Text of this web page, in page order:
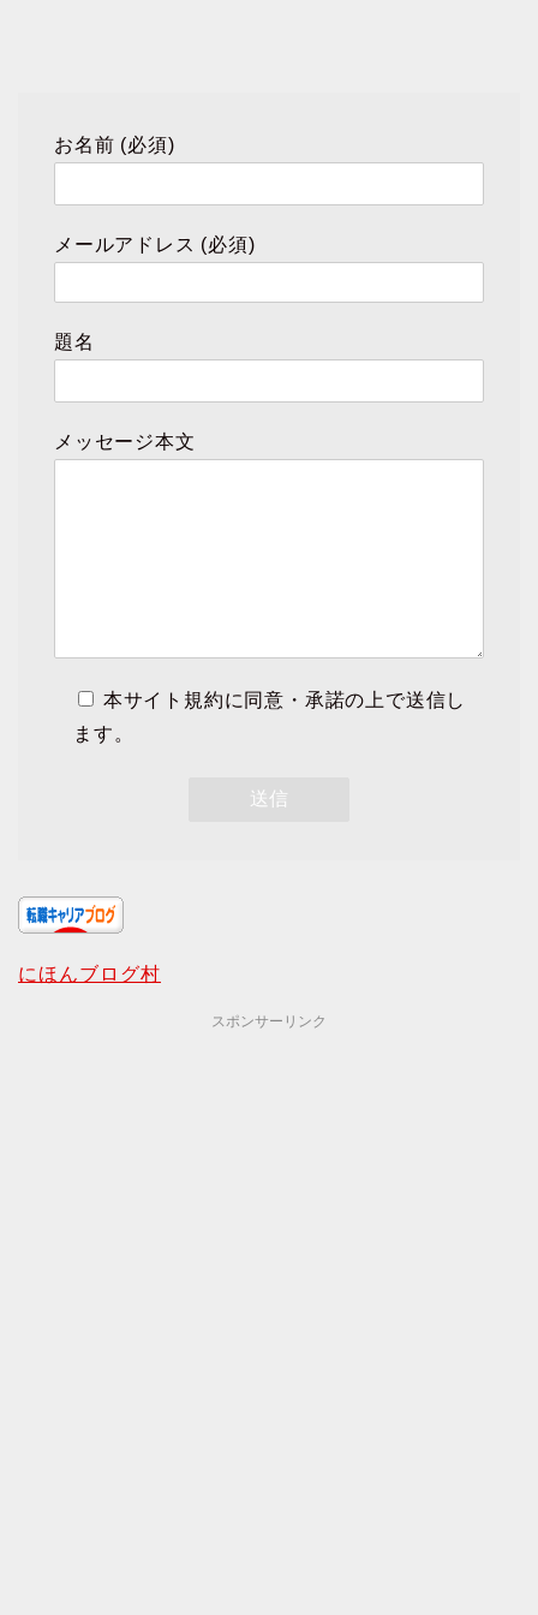
お名前 (必須)
メールアドレス (必須)
題名
メッセージ本文
本サイト規約に同意・承諾の上で送信し
ます。
にほんブログ村
スポンサーリンク